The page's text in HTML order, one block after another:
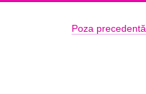
Poza precedentă